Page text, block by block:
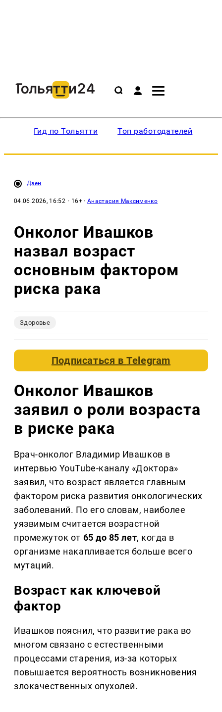
Гид по Тольятти Топ работодателей
Дзен
04.06.2026, 16:52 · 16+ ·Анастасия Максименко
Онколог Ивашков
назвал возраст
основным фактором
риска рака
Здоровье
Подписаться вTelegram
Онколог Ивашков
заявил о роли возраста
в риске рака
Врач-онколог Владимир Ивашков в
интервью YouTube-каналу «Доктора»
заявил, что возраст является главным
фактором риска развития онкологических
заболеваний. По его словам, наиболее
уязвимым считается возрастной
промежуток от 65 до 85 лет, когда в
организме накапливается больше всего
мутаций.
Возраст как ключевой
фактор
Ивашков пояснил, что развитие рака во
многом связано с естественными
процессами старения, из-за которых
повышается вероятность возникновения
злокачественных опухолей.